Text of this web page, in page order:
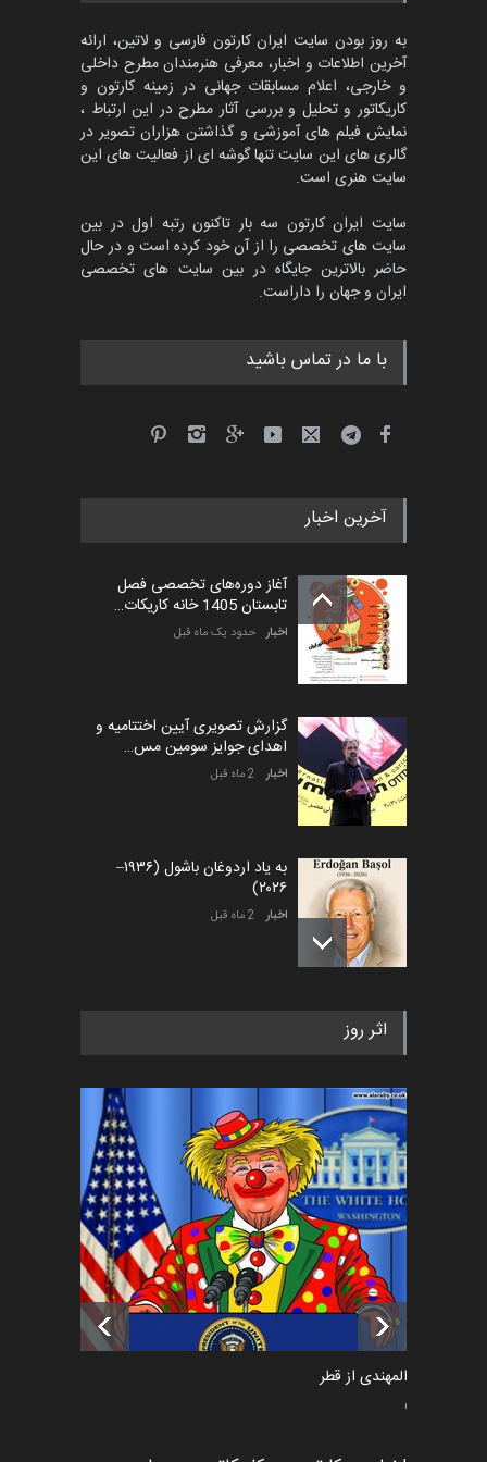
جشنواره بین‌المللی کارتون
مدارس پرتغال، ۲۰۲۷
مهلت 4 ماه دیگر
پنجمین مسابقۀ بین‌المللی
کارتون طنز «کلاه‌ای…
مهلت
به روز بودن سایت ایران کارتون فارسی و لاتین، ارائه
آخرین اطلاعات و اخبار، معرفی هنرمندان مطرح داخلی
و خارجی، اعلام مسابقات جهانی در زمینه کارتون و
کاریکاتور و تحلیل و بررسی آثار مطرح در این ارتباط ،
نمایش فیلم های آموزشی و گذاشتن هزاران تصویر در
گالری های این سایت تنها گوشه ای از فعالیت های این
سایت هنری است.
سایت ایران کارتون سه بار تاکنون رتبه اول در بین
سایت های تخصصی را از آن خود کرده است و در حال
حاضر بالاترین جایگاه در بین سایت های تخصصی
ایران و جهان را داراست.
با ما در تماس باشید
آخرین اخبار
آغاز دوره‌های تخصصی فصل
تابستان 1405 خانه کاریکات…
اخبار حدود یک ماه قبل
گزارش تصویری آیین اختتامیه و
اهدای جوایز سومین مس…
اخبار 2 ماه قبل
به یاد اردوغان باشول (۱۹۳۶–
۲۰۲۶)
اخبار 2 ماه قبل
رویداد کارگاهی کارتون و پوستر
اخبار 5 ماه قبل
فراخوان رویداد کارگاهی کارتون و
پوستر "ایران سربل…
اخبار 6 ماه قبل
تسلیت به همکار | سهراب خیری
اخبار 6 ماه قبل
اثر روز
سعد المهندی از قطر
سیاسی